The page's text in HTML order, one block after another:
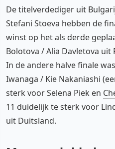
De titelverdediger uit
Stefani Stoeva hebben de
winst op het als derde
Bolotova / Alia Davletova uit
In de andere halve finale
Iwanaga / Kie Nakaniashi
sterk voor Selena Piek en
11 duidelijk te sterk voor
uit Duitsland.